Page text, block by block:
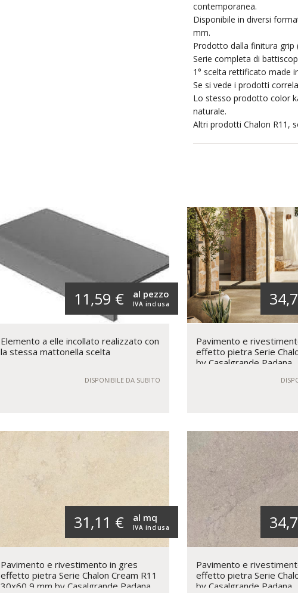
contemporanea.
Disponibile in diversi
mm.
Prodotto dalla finitura grip
Serie completa di
1° scelta rettificato made
Se si vede i prodotti
Lo stesso prodotto color
naturale.
Altri prodotti Chalon R11,
11,59 € IVA inclusa
al pezzo
Elemento a elle incollato realizzato con
la stessa mattonella scelta
DISPONIBILE DA SUBITO
Pavimento e
effetto pietra Serie
by Casalgrande Padana
31,11 € IVA inclusa
al mq
Pavimento e rivestimento in gres
effetto pietra Serie Chalon Cream R11
30x60 9 mm by Casalgrande Padana
Pavimento e
effetto pietra Serie
by Casalgrande Padana